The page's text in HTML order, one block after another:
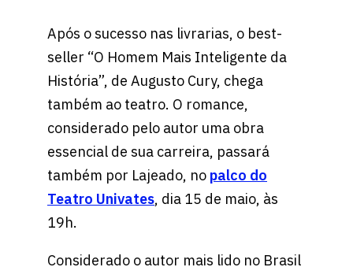
Após o sucesso nas livrarias, o best-
seller “O Homem Mais Inteligente da
História”, de Augusto Cury, chega
também ao teatro. O romance,
considerado pelo autor uma obra
essencial de sua carreira, passará
também por Lajeado, no palco do
Teatro Univates, dia 15 de maio, às
19h.
Considerado o autor mais lido no Brasil